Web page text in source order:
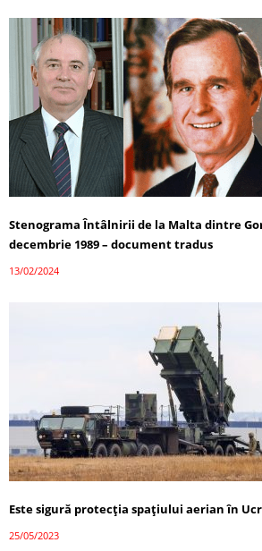
Stenograma Întâlnirii de la Malta dintre
decembrie 1989 – document tradus
13/02/2024
Este sigură protecția spațiului aerian în
25/05/2023